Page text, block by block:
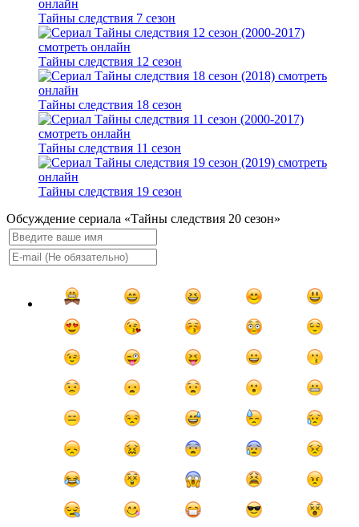
Тайны следствия 7 сезон
Тайны следствия 12 сезон
Тайны следствия 18 сезон
Тайны следствия 11 сезон
Тайны следствия 19 сезон
Обсуждение сериала «Тайны следствия 20 сезон»